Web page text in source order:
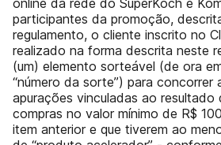
online da rede do SuperKoch e
participantes da promoção,
regulamento, o cliente inscrito no
realizado na forma descrita neste
(um) elemento sorteável (de ora
“número da sorte”) para concorrer
apurações vinculadas ao resultado
compras no valor mínimo de R$
item anterior e que tiverem ao